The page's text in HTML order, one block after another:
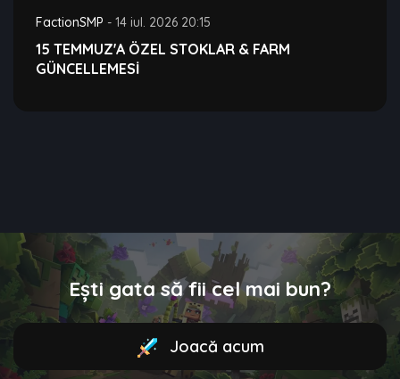
FactionSMP - 14 iul. 2026 20:15
15 TEMMUZ'A ÖZEL STOKLAR & FARM
GÜNCELLEMESİ
Ești gata să fii cel mai bun?
Joacă acum